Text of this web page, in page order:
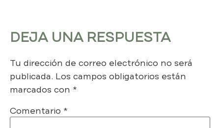
DEJA UNA RESPUESTA
Tu dirección de correo electrónico no será
publicada. Los campos obligatorios están
marcados con *
Comentario *